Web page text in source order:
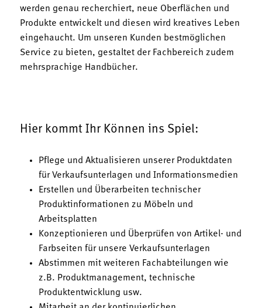
werden genau recherchiert, neue Oberflächen und
Produkte entwickelt und diesen wird kreatives Leben
eingehaucht. Um unseren Kunden bestmöglichen
Service zu bieten, gestaltet der Fachbereich zudem
mehrsprachige Handbücher.
Hier kommt Ihr Können ins Spiel:
Pflege und Aktualisieren unserer Produktdaten
für Verkaufsunterlagen und Informationsmedien
Erstellen und Überarbeiten technischer
Produktinformationen zu Möbeln und
Arbeitsplatten
Konzeptionieren und Überprüfen von Artikel- und
Farbseiten für unsere Verkaufsunterlagen
Abstimmen mit weiteren Fachabteilungen wie
z.B. Produktmanagement, technische
Produktentwicklung usw.